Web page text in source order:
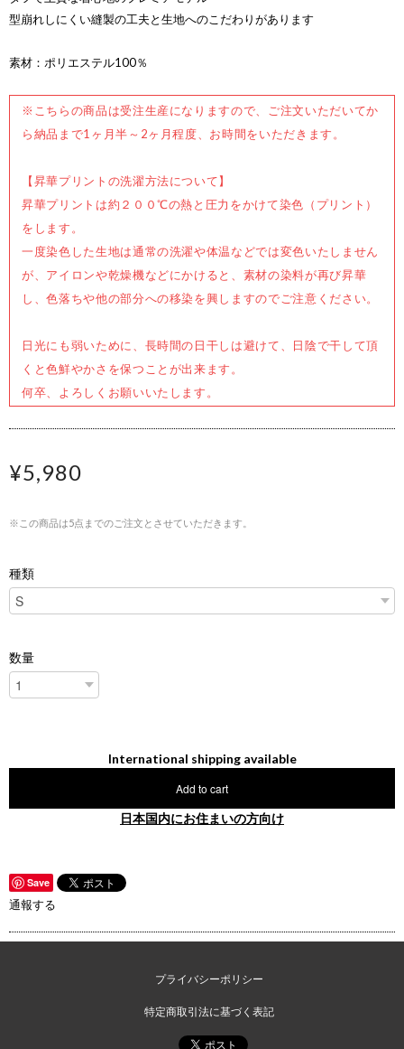
型崩れしにくい縫製の工夫と生地へのこだわりがあります
素材：ポリエステル100％
※こちらの商品は受注生産になりますので、ご注文いただいてか
ら納品まで1ヶ月半～2ヶ月程度、お時間をいただきます。
【昇華プリントの洗濯方法について】
昇華プリントは約２００℃の熱と圧力をかけて染色（プリント）
をします。
一度染色した生地は通常の洗濯や体温などでは変色いたしません
が、アイロンや乾燥機などにかけると、素材の染料が再び昇華
し、色落ちや他の部分への移染を興しますのでご注意ください。
日光にも弱いために、長時間の日干しは避けて、日陰で干して頂
くと色鮮やかさを保つことが出来ます。
何卒、よろしくお願いいたします。
¥5,980
※この商品は5点までのご注文とさせていただきます。
種類
数量
International shipping available
Add to cart
日本国内にお住まいの方向け
Save
通報する
プライバシーポリシー
特定商取引法に基づく表記